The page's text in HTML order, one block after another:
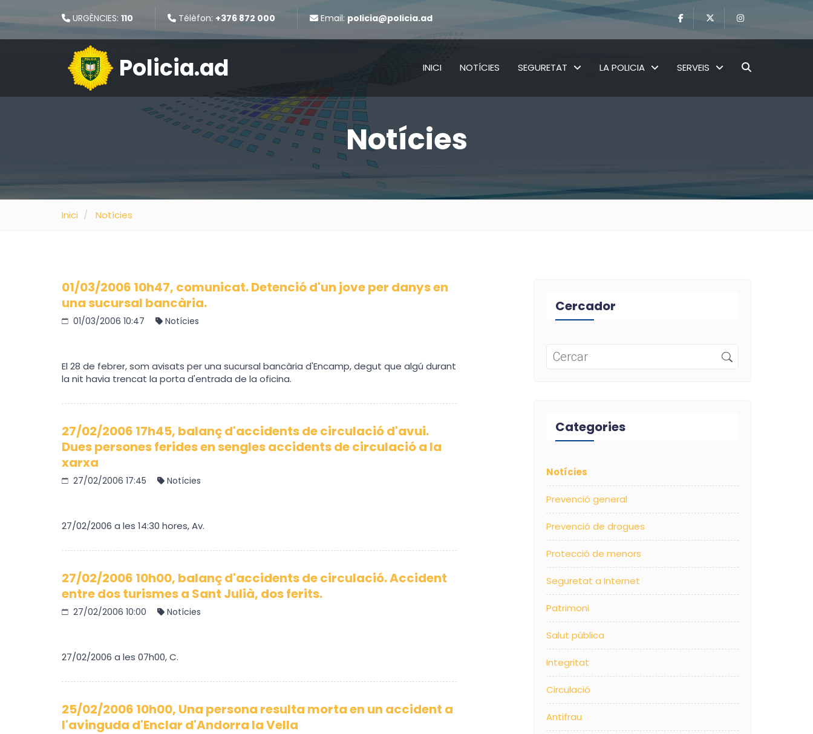
URGÈNCIES: 110 Télèfon: +376 872 000 Email: policia@policia.ad
Policia.ad INICI NOTÍCIES SEGURETAT LA POLICIA SERVEIS
Notícies
Inici Notícies
01/03/2006 10h47, comunicat. Detenció d'un jove per danys en
una sucursal bancària.
01/03/2006 10:47 Notícies
El 28 de febrer, som avisats per una sucursal bancària d'Encamp, degut que algú durant
la nit havia trencat la porta d'entrada de la oficina.
27/02/2006 17h45, balanç d'accidents de circulació d'avui.
Dues persones ferides en sengles accidents de circulació a la
xarxa
27/02/2006 17:45 Notícies
27/02/2006 a les 14:30 hores, Av.
27/02/2006 10h00, balanç d'accidents de circulació. Accident
entre dos turismes a Sant Julià, dos ferits.
27/02/2006 10:00 Notícies
27/02/2006 a les 07h00, C.
25/02/2006 10h00, Una persona resulta morta en un accident a
l'avinguda d'Enclar d'Andorra la Vella
Cercador
Categories
Notícies
Prevenció general
Prevenció de drogues
Protecció de menors
Seguretat a Internet
Patrimoni
Salut pública
Integritat
Circulació
Antifrau